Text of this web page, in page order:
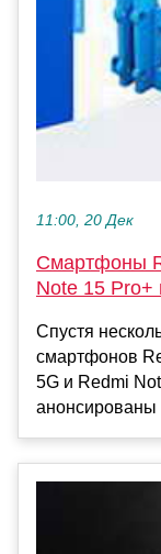
11:00, 20 Дек
Смартфоны
Note 15 Pro+
Спустя
смартфонов
5G и Redmi
анонсированы